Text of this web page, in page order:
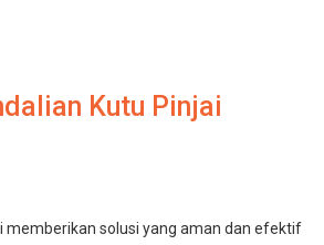
Kutu Pinjai
memberikan solusi yang aman dan efektif